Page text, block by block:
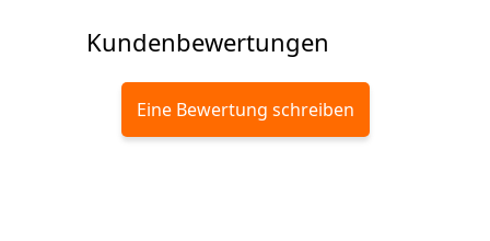
Kundenbewertungen
Eine Bewertung schreiben